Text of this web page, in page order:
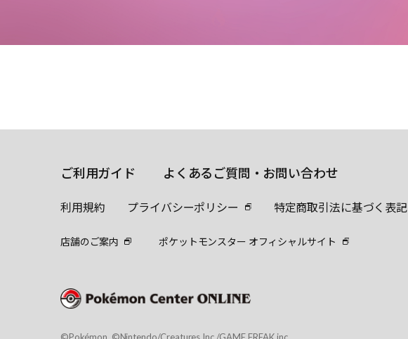
ご利用ガイド よくあるご質問・お問い合わせ
利用規約 プライバシーポリシー 特定商取引法に基づく表記
店舗のご案内 ポケットモンスター オフィシャルサイト